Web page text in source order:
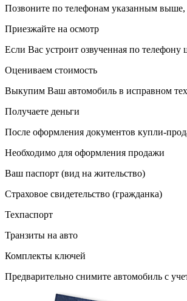
Позвоните по телефонам указанным выше,
Приезжайте на осмотр
Если Вас устроит озвученная по
Оцениваем стоимость
Выкупим Ваш автомобиль в исправном
Получаете деньги
После оформления документов купли-
Необходимо для оформления продажи
Ваш паспорт (вид на жительство)
Страховое свидетельство (гражданка)
Техпаспорт
Транзиты на авто
Комплекты ключей
Предварительно снимите автомобиль с